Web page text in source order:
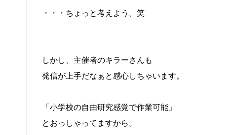
・・・ちょっと考えよう。笑
しかし、主催者のキラーさんも
発信が上手だなぁと感心しちゃいます。
「小学校の自由研究感覚で作業可能」
とおっしゃってますから。